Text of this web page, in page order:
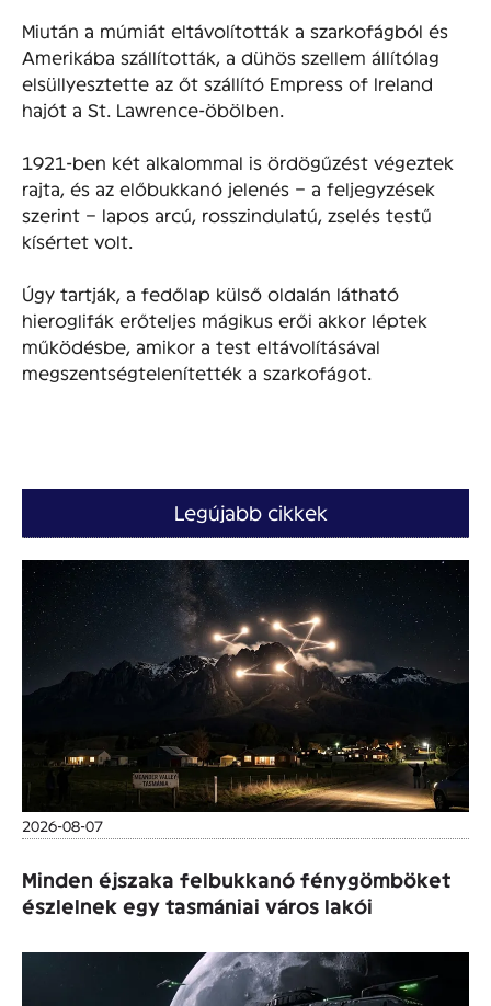
Miután a múmiát eltávolították a szarkofágból és
Amerikába szállították, a dühös szellem állítólag
elsüllyesztette az őt szállító Empress of Ireland
hajót a St. Lawrence-öbölben.
1921-ben két alkalommal is ördögűzést végeztek
rajta, és az előbukkanó jelenés – a feljegyzések
szerint – lapos arcú, rosszindulatú, zselés testű
kísértet volt.
Úgy tartják, a fedőlap külső oldalán látható
hieroglifák erőteljes mágikus erői akkor léptek
működésbe, amikor a test eltávolításával
megszentségtelenítették a szarkofágot.
Legújabb cikkek
2026-08-07
Minden éjszaka felbukkanó fénygömböket
észlelnek egy tasmániai város lakói